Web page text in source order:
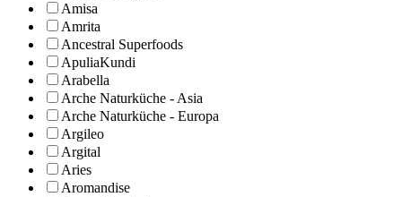
Amisa
Amrita
Ancestral Superfoods
ApuliaKundi
Arabella
Arche Naturküche - Asia
Arche Naturküche - Europa
Argileo
Argital
Aries
Aromandise